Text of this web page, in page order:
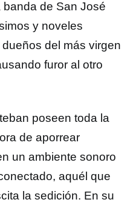
banda de San José
y noveles
del más virgen
furor al otro
poseen toda la
de aporrear
un ambiente sonoro
aquél que
la sedición. En su